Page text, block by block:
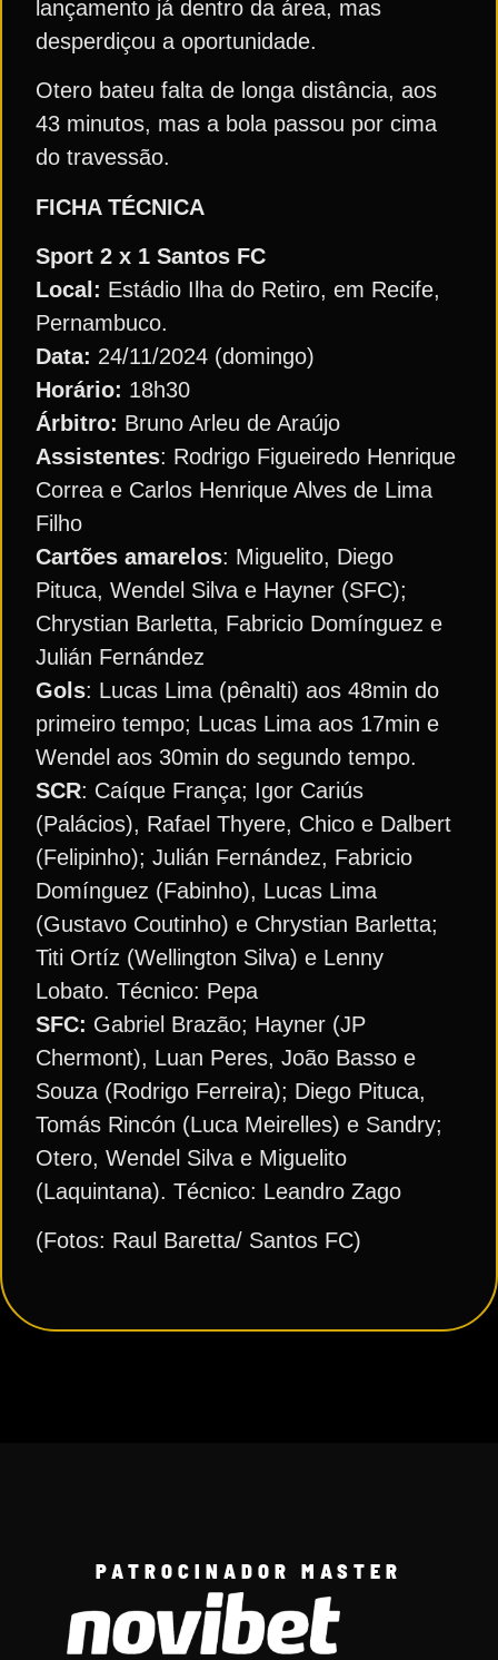
lançamento já dentro da área, mas
desperdiçou a oportunidade.
Otero bateu falta de longa distância, aos
43 minutos, mas a bola passou por cima
do travessão.
FICHA TÉCNICA
Sport 2 x 1 Santos FC
Local: Estádio Ilha do Retiro, em Recife,
Pernambuco.
Data: 24/11/2024 (domingo)
Horário: 18h30
Árbitro: Bruno Arleu de Araújo
Assistentes: Rodrigo Figueiredo Henrique
Correa e Carlos Henrique Alves de Lima
Filho
Cartões amarelos: Miguelito, Diego
Pituca, Wendel Silva e Hayner (SFC);
Chrystian Barletta, Fabricio Domínguez e
Julián Fernández
Gols: Lucas Lima (pênalti) aos 48min do
primeiro tempo; Lucas Lima aos 17min e
Wendel aos 30min do segundo tempo.
SCR: Caíque França; Igor Cariús
(Palácios), Rafael Thyere, Chico e Dalbert
(Felipinho); Julián Fernández, Fabricio
Domínguez (Fabinho), Lucas Lima
(Gustavo Coutinho) e Chrystian Barletta;
Titi Ortíz (Wellington Silva) e Lenny
Lobato. Técnico: Pepa
SFC: Gabriel Brazão; Hayner (JP
Chermont), Luan Peres, João Basso e
Souza (Rodrigo Ferreira); Diego Pituca,
Tomás Rincón (Luca Meirelles) e Sandry;
Otero, Wendel Silva e Miguelito
(Laquintana). Técnico: Leandro Zago
(Fotos: Raul Baretta/ Santos FC)
PATROCINADOR MASTER